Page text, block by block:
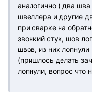
аналогично ( два
швеллера и другие
при сварке на
звонкий стук, шов
швов, из них
(пришлось делать
лопнули, вопрос что